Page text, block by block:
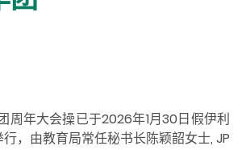
周年大会操已于2026年1月30日假伊利
，由教育局常任秘书长陈颖韶女士, JP